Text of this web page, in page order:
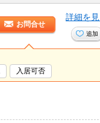
お問合せ
詳細を
追加
入居可否